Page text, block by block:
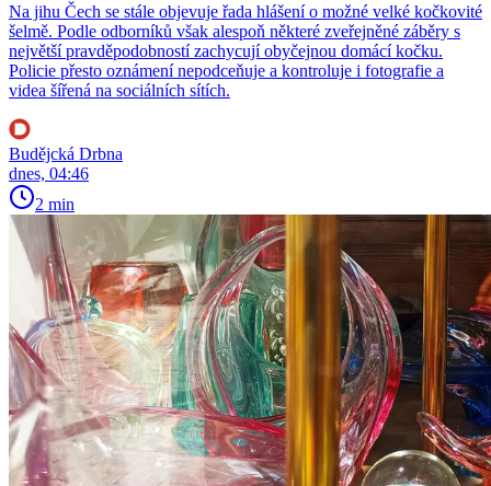
Na jihu Čech se stále objevuje řada hlášení o možné velké kočkovité
šelmě. Podle odborníků však alespoň některé zveřejněné záběry s
největší pravděpodobností zachycují obyčejnou domácí kočku.
Policie přesto oznámení nepodceňuje a kontroluje i fotografie a
videa šířená na sociálních sítích.
Budějcká Drbna
dnes, 04:46
2 min